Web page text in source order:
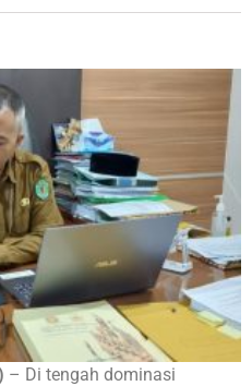
– Di tengah dominasi